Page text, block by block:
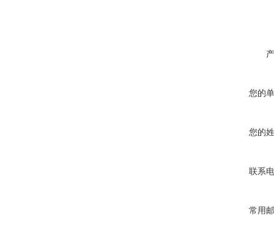
您的
您的
联系
常用